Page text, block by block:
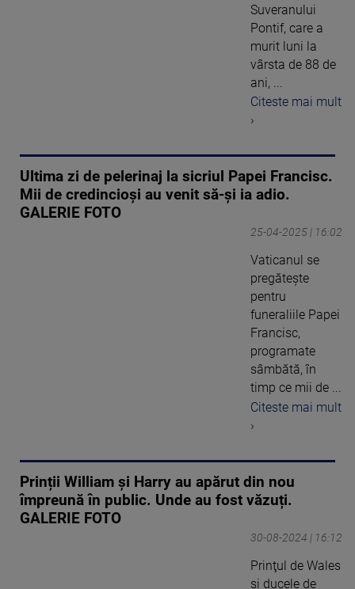
Suveranului
Pontif, care a
murit luni la
vârsta de 88 de
ani, ...
Citeste mai mult
›
Ultima zi de pelerinaj la sicriul Papei Francisc.
Mii de credincioși au venit să-și ia adio.
GALERIE FOTO
25-04-2025 | 16:02
Vaticanul se
pregăteşte
pentru
funeraliile Papei
Francisc,
programate
sâmbătă, în
timp ce mii de ...
Citeste mai mult
›
Prinții William și Harry au apărut din nou
împreună în public. Unde au fost văzuți.
GALERIE FOTO
30-08-2024 | 16:12
Prinţul de Wales
şi ducele de